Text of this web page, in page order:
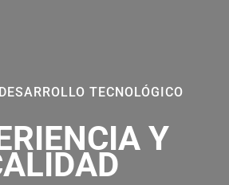
TECNOLÓGICO
Y